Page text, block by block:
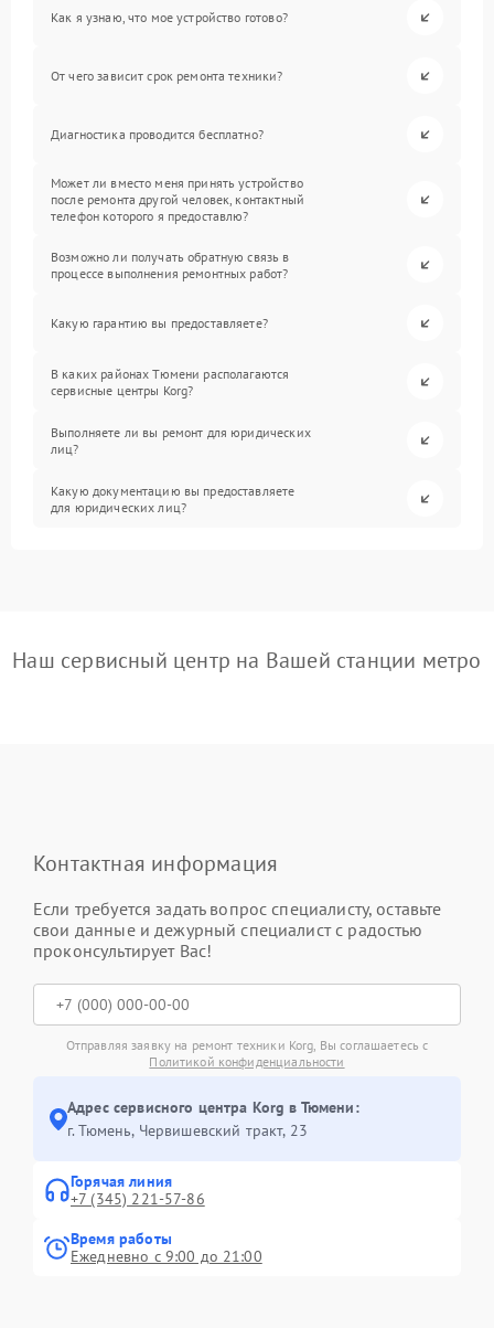
Как я узнаю, что мое устройство готово?
От чего зависит срок ремонта техники?
Диагностика проводится бесплатно?
Может ли вместо меня принять устройство
после ремонта другой человек, контактный
телефон которого я предоставлю?
Возможно ли получать обратную связь в
процессе выполнения ремонтных работ?
Какую гарантию вы предоставляете?
В каких районах Тюмени располагаются
сервисные центры Korg?
Выполняете ли вы ремонт для юридических
лиц?
Какую документацию вы предоставляете
для юридических лиц?
Наш сервисный центр на Вашей станции метро
Контактная информация
Если требуется задать вопрос специалисту, оставьте
свои данные и дежурный специалист с радостью
проконсультирует Вас!
Отправляя заявку на ремонт техники Korg, Вы соглашаетесь с
Политикой конфиденциальности
Адрес сервисного центра Korg в Тюмени:
г. Тюмень, ​Червишевский тракт, 23
Горячая линия
+7 (345) 221-57-86
Время работы
Ежедневно с 9:00 до 21:00